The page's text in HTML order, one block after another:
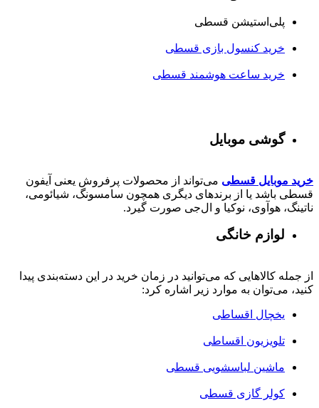
پلی‌استیشن قسطی
خرید کنسول بازی قسطی
خرید ساعت هوشمند قسطی
گوشی موبایل
خرید موبایل قسطی می‌تواند از محصولات پرفروش یعنی آیفون
قسطی باشد یا از برندهای دیگری همچون سامسونگ، شیائومی،
ناتینگ، هوآوی، نوکیا و ال‌جی صورت گیرد.
لوازم خانگی
از جمله کالاهایی که می‌توانید در زمان خرید در این دسته‌بندی پیدا
کنید، می‌توان به موارد زیر اشاره کرد:
یخچال اقساطی
تلویزیون اقساطی
ماشین لباسشویی قسطی
کولر گازی قسطی